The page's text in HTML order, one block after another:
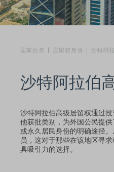
国家分类 居留权身份 沙特阿
沙特阿拉伯
沙特阿拉伯高级居留权通过
他获批类别，为外国公民提
或永久居民身份的明确途径
员，这对于那些在该地区寻
具吸引力的选择。